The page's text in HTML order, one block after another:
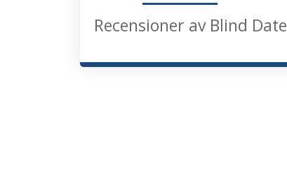
Recensioner av Blind Date